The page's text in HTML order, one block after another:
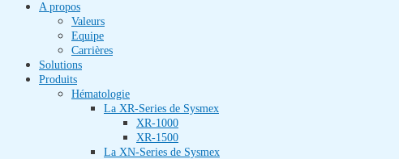
A propos
Valeurs
Equipe
Carrières
Solutions
Produits
Hématologie
La XR-Series de Sysmex​
XR-1000
XR-1500
La XN-Series de Sysmex​